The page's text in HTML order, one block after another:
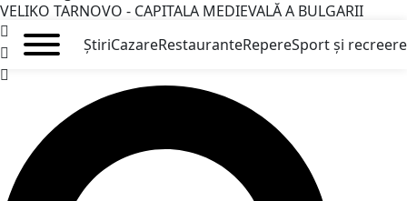
VELIKO TARNOVO - CAPITALA MEDIEVALĂ A BULGARII
ȘtiriCazareRestauranteRepereSport și recreere